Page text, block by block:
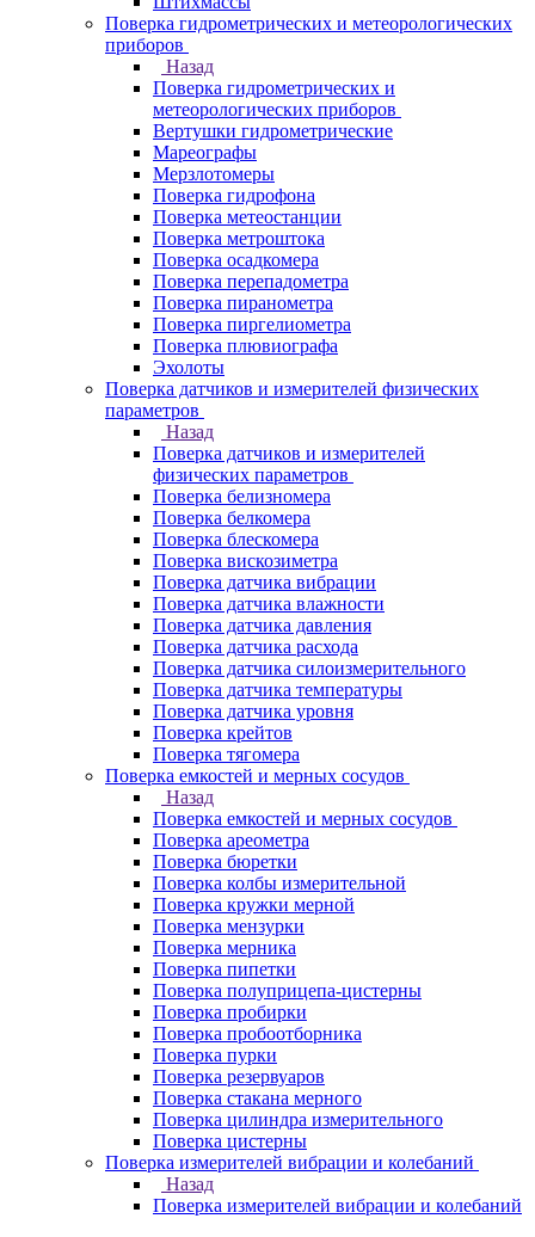
Поверка гидрометрических и метеорологических
приборов
Назад
Поверка гидрометрических и
метеорологических приборов
Вертушки гидрометрические
Мареографы
Мерзлотомеры
Поверка гидрофона
Поверка метеостанции
Поверка метроштока
Поверка осадкомера
Поверка перепадометра
Поверка пиранометра
Поверка пиргелиометра
Поверка плювиографа
Эхолоты
Поверка датчиков и измерителей физических
параметров
Назад
Поверка датчиков и измерителей
физических параметров
Поверка белизномера
Поверка белкомера
Поверка блескомера
Поверка вискозиметра
Поверка датчика вибрации
Поверка датчика влажности
Поверка датчика давления
Поверка датчика расхода
Поверка датчика силоизмерительного
Поверка датчика температуры
Поверка датчика уровня
Поверка крейтов
Поверка тягомера
Поверка емкостей и мерных сосудов
Назад
Поверка емкостей и мерных сосудов
Поверка ареометра
Поверка бюретки
Поверка колбы измерительной
Поверка кружки мерной
Поверка мензурки
Поверка мерника
Поверка пипетки
Поверка полуприцепа-цистерны
Поверка пробирки
Поверка пробоотборника
Поверка пурки
Поверка резервуаров
Поверка стакана мерного
Поверка цилиндра измерительного
Поверка цистерны
Поверка измерителей вибрации и колебаний
Назад
Поверка измерителей вибрации и колебаний